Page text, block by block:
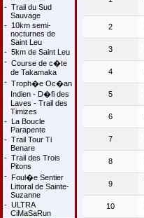
- Trail du Sud
Sauvage
- 10km semi-
nocturnes de
Saint Leu
- 5km de Saint Leu
- Course de c�te
de Takamaka
- Troph�e Oc�an
Indien - D�fi des
Laves - Trail des
Timizes
- La Boucle
Parapente
- Trail Tour Ti
Benare
- Trail des Trois
Pitons
- Foul�e Sentier
Littoral de Sainte-
Suzanne
- ULTRA
CiMaSaRun
2
3
4
5
6
7
8
9
10